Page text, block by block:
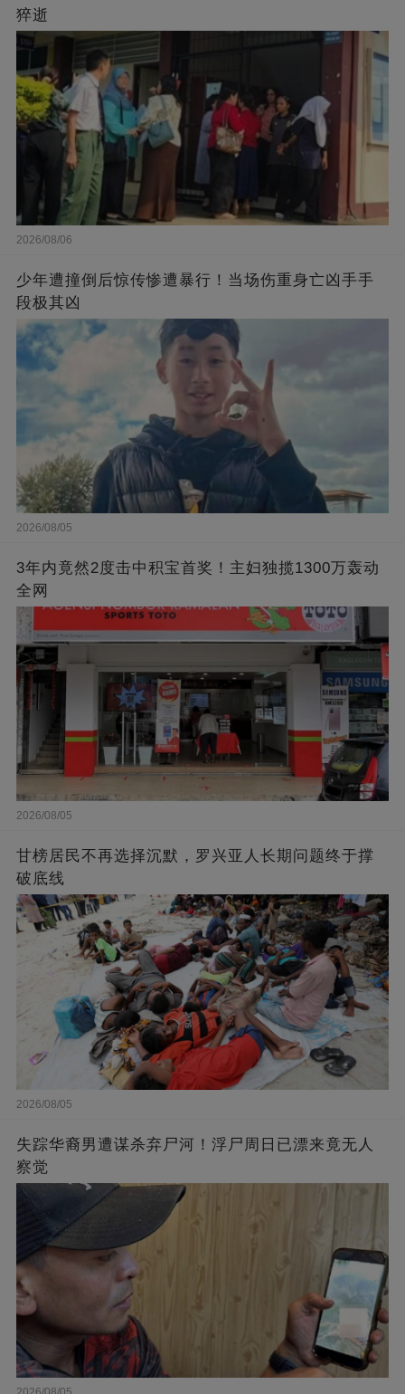
猝逝
2026/08/06
少年遭撞倒后惊传惨遭暴行！当场伤重身亡凶手手
段极其凶
2026/08/05
3年内竟然2度击中积宝首奖！主妇独揽1300万轰动
全网
2026/08/05
甘榜居民不再选择沉默，罗兴亚人长期问题终于撑
破底线
2026/08/05
失踪华裔男遭谋杀弃尸河！浮尸周日已漂来竟无人
察觉